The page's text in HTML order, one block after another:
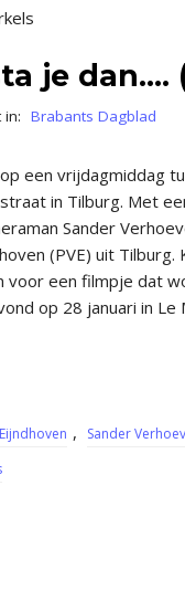
je dan....
in: Brabants Dagblad
een vrijdagmiddag
in Tilburg. Met
Sander
(PVE) uit Tilburg.
voor een filmpje dat
op 28 januari in Le
, Sander